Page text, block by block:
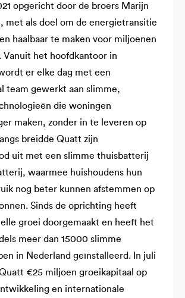
opgericht door de broers Marijn
met als doel om de energietransitie
haalbaar te maken voor miljoenen
Vanuit het hoofdkantoor in
er elke dag met een
team gewerkt aan slimme,
die woningen
maken, zonder in te leveren op
breidde Quatt zijn
uit met een slimme thuisbatterij
waarmee huishoudens hun
nog beter kunnen afstemmen op
Sinds de oprichting heeft
groei doorgemaakt en heeft het
meer dan 15000 slimme
in Nederland geïnstalleerd. In juli
€25 miljoen groeikapitaal op
en internationale